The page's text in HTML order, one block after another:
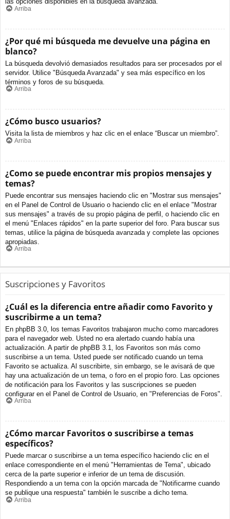
Arriba
¿Por qué mi búsqueda me devuelve una página en
blanco?
La búsqueda devolvió demasiados resultados para ser procesados por el
servidor. Utilice "Búsqueda Avanzada" y sea más específico en los
términos y foros de su búsqueda.
Arriba
¿Cómo busco usuarios?
Visita la lista de miembros y haz clic en el enlace “Buscar un miembro”.
Arriba
¿Como se puede encontrar mis propios mensajes y
temas?
Puede encontrar sus mensajes haciendo clic en "Mostrar sus mensajes"
en el Panel de Control de Usuario o haciendo clic en el enlace "Mostrar
sus mensajes" a través de su propio página de perfil, o haciendo clic en
el menú "Enlaces rápidos" en la parte superior del foro. Para buscar sus
temas, utilice la página de búsqueda avanzada y complete las opciones
apropiadas.
Arriba
Suscripciones y Favoritos
¿Cuál es la diferencia entre añadir como Favorito y
suscribirme a un tema?
En phpBB 3.0, los temas Favoritos trabajaron mucho como marcadores
para el navegador web. Usted no era alertado cuando había una
actualización. A partir de phpBB 3.1, los Favoritos son más como
suscribirse a un tema. Usted puede ser notificado cuando un tema
Favorito se actualiza. Al suscribirte, sin embargo, se le avisará de que
hay una actualización de un tema, o foro en el propio foro. Las opciones
de notificación para los Favoritos y las suscripciones se pueden
configurar en el Panel de Control de Usuario, en "Preferencias de Foros".
Arriba
¿Cómo marcar Favoritos o suscribirse a temas
específicos?
Puede marcar o suscribirse a un tema específico haciendo clic en el
enlace correspondiente en el menú "Herramientas de Tema", ubicado
cerca de la parte superior e inferior de un tema de discusión.
Respondiendo a un tema con la opción marcada de "Notificarme cuando
se publique una respuesta" también le suscribe a dicho tema.
Arriba